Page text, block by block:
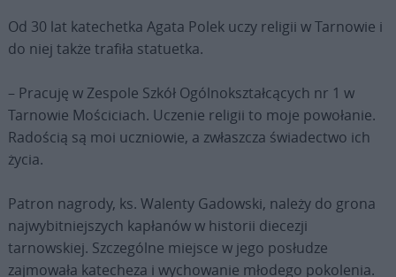
Od 30 lat katechetka Agata Polek uczy religii w Tarnowie i
do niej także trafiła statuetka.
– Pracuję w Zespole Szkół Ogólnokształcących nr 1 w
Tarnowie Mościciach. Uczenie religii to moje powołanie.
Radością są moi uczniowie, a zwłaszcza świadectwo ich
życia.
Patron nagrody, ks. Walenty Gadowski, należy do grona
najwybitniejszych kapłanów w historii diecezji
tarnowskiej. Szczególne miejsce w jego posłudze
zajmowała katecheza i wychowanie młodego pokolenia.